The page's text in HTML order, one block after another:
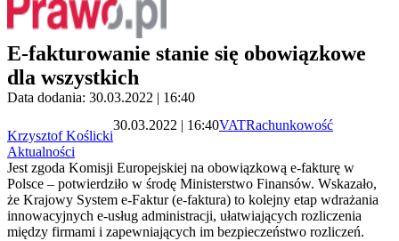
E-fakturowanie stanie się obowiązkowe
dla wszystkich
Data dodania: 30.03.2022 | 16:40
Krzysztof Koślicki
30.03.2022 | 16:40VATRachunkowość
Aktualności
Jest zgoda Komisji Europejskiej na obowiązkową e-fakturę w
Polsce – potwierdziło w środę Ministerstwo Finansów. Wskazało,
że Krajowy System e-Faktur (e-faktura) to kolejny etap wdrażania
innowacyjnych e-usług administracji, ułatwiających rozliczenia
między firmami i zapewniających im bezpieczeństwo rozliczeń.